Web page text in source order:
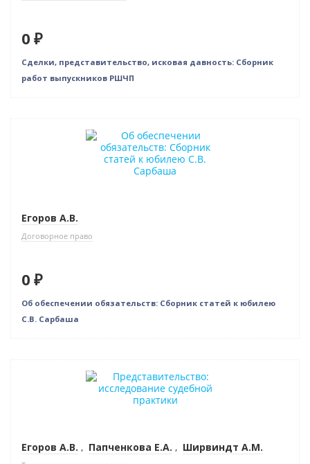
0 ₽
Сделки, представительство, исковая давность: Сборник
работ выпускников РШЧП
Нет в наличии
Егоров А.В.
Договорное право
0 ₽
Об обеспечении обязательств: Сборник статей к юбилею
С.В. Сарбаша
Нет в наличии
Егоров А.В. , Папченкова Е.А. , Ширвиндт А.М.